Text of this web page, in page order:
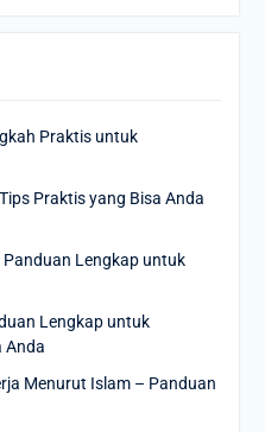
Praktis untuk
Praktis yang Bisa Anda
Lengkap untuk
Lengkap untuk
Anda
Menurut Islam – Panduan